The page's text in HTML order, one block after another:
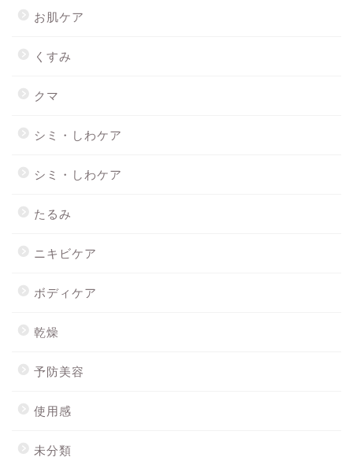
お肌ケア
くすみ
クマ
シミ・しわケア
シミ・しわケア
たるみ
ニキビケア
ボディケア
乾燥
予防美容
使用感
未分類